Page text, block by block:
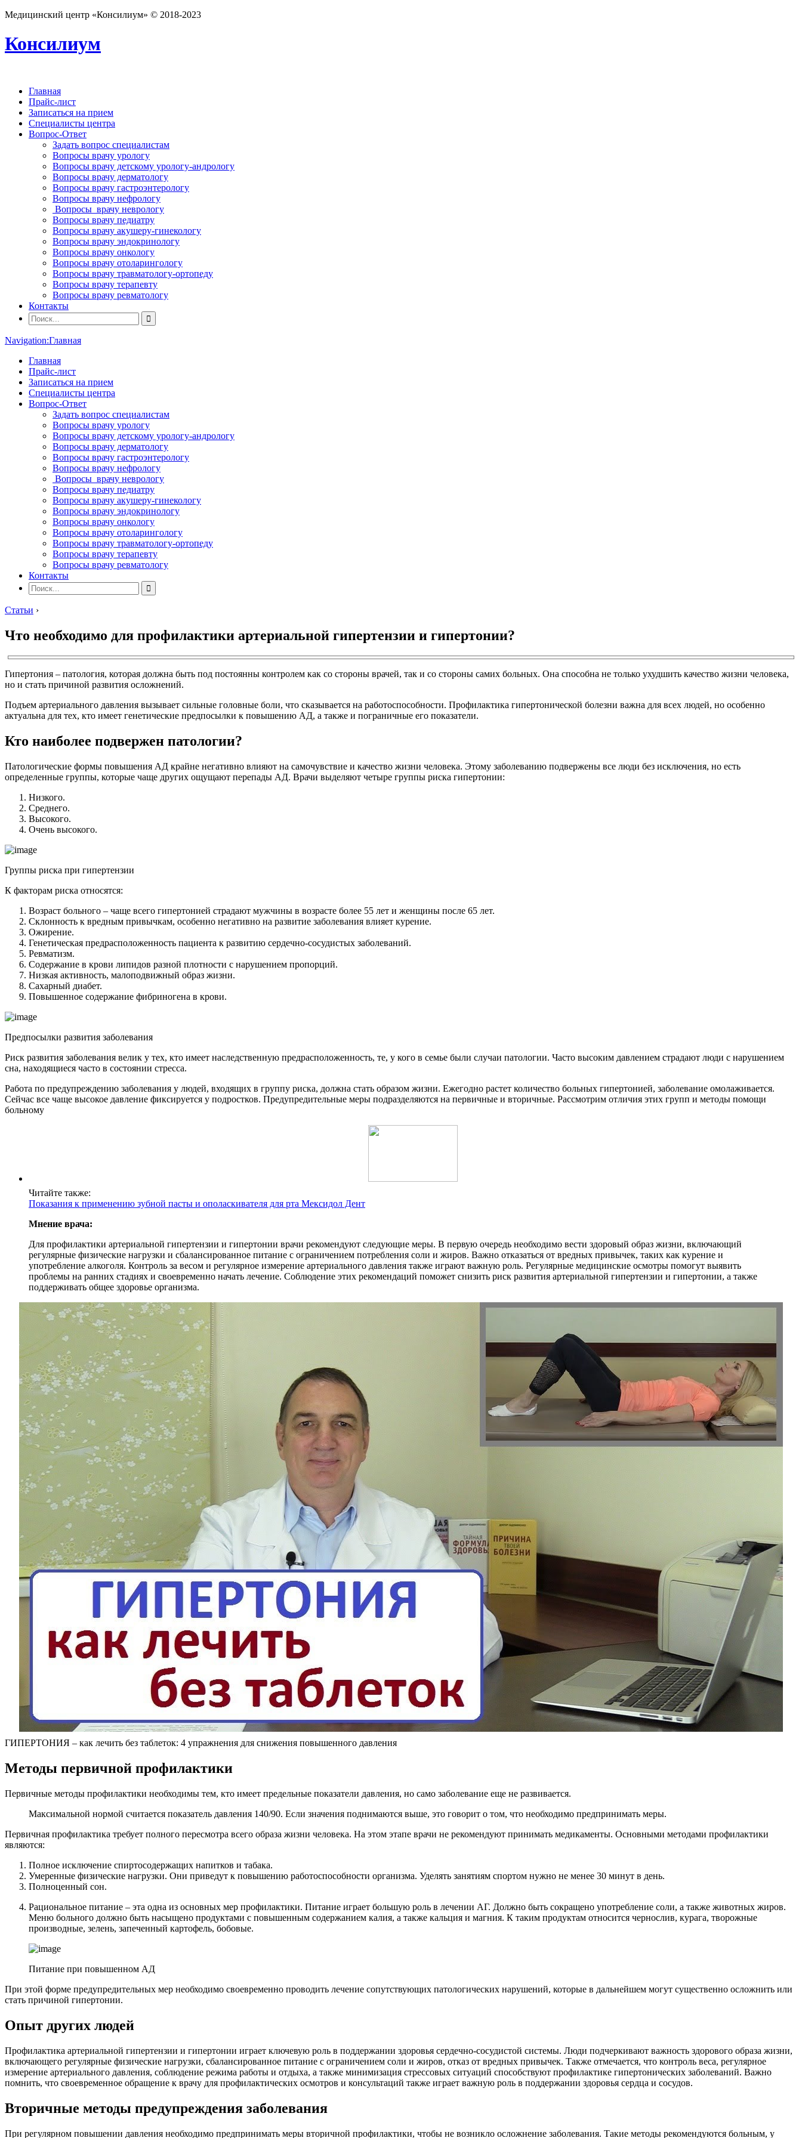
Медицинский центр «Консилиум» © 2018-2023
Консилиум
Главная
Прайс-лист
Записаться на прием
Специалисты центра
Вопрос-Ответ
Задать вопрос специалистам
Вопросы врачу урологу
Вопросы врачу детскому урологу-андрологу
Вопросы врачу дерматологу
Вопросы врачу гастроэнтерологу
Вопросы врачу нефрологу
Вопросы врачу неврологу
Вопросы врачу педиатру
Вопросы врачу акушеру-гинекологу
Вопросы врачу эндокринологу
Вопросы врачу онкологу
Вопросы врачу отоларингологу
Вопросы врачу травматологу-ортопеду
Вопросы врачу терапевту
Вопросы врачу ревматологу
Контакты
Navigation:Главная
Главная
Прайс-лист
Записаться на прием
Специалисты центра
Вопрос-Ответ
Задать вопрос специалистам
Вопросы врачу урологу
Вопросы врачу детскому урологу-андрологу
Вопросы врачу дерматологу
Вопросы врачу гастроэнтерологу
Вопросы врачу нефрологу
Вопросы врачу неврологу
Вопросы врачу педиатру
Вопросы врачу акушеру-гинекологу
Вопросы врачу эндокринологу
Вопросы врачу онкологу
Вопросы врачу отоларингологу
Вопросы врачу травматологу-ортопеду
Вопросы врачу терапевту
Вопросы врачу ревматологу
Контакты
Статьи ›
Что необходимо для профилактики артериальной гипертензии и гипертонии?
Гипертония – патология, которая должна быть под постоянны контролем как со стороны врачей, так и со стороны самих больных. Она способна не только ухудшить качество жизни человека,
но и стать причиной развития осложнений.
Подъем артериального давления вызывает сильные головные боли, что сказывается на работоспособности. Профилактика гипертонической болезни важна для всех людей, но особенно
актуальна для тех, кто имеет генетические предпосылки к повышению АД, а также и пограничные его показатели.
Кто наиболее подвержен патологии?
Патологические формы повышения АД крайне негативно влияют на самочувствие и качество жизни человека. Этому заболеванию подвержены все люди без исключения, но есть
определенные группы, которые чаще других ощущают перепады АД. Врачи выделяют четыре группы риска гипертонии:
Низкого.
Среднего.
Высокого.
Очень высокого.
Группы риска при гипертензии
К факторам риска относятся:
Возраст больного – чаще всего гипертонией страдают мужчины в возрасте более 55 лет и женщины после 65 лет.
Склонность к вредным привычкам, особенно негативно на развитие заболевания влияет курение.
Ожирение.
Генетическая предрасположенность пациента к развитию сердечно-сосудистых заболеваний.
Ревматизм.
Содержание в крови липидов разной плотности с нарушением пропорций.
Низкая активность, малоподвижный образ жизни.
Сахарный диабет.
Повышенное содержание фибриногена в крови.
Предпосылки развития заболевания
Риск развития заболевания велик у тех, кто имеет наследственную предрасположенность, те, у кого в семье были случаи патологии. Часто высоким давлением страдают люди с нарушением
сна, находящиеся часто в состоянии стресса.
Работа по предупреждению заболевания у людей, входящих в группу риска, должна стать образом жизни. Ежегодно растет количество больных гипертонией, заболевание омолаживается.
Сейчас все чаще высокое давление фиксируется у подростков. Предупредительные меры подразделяются на первичные и вторичные. Рассмотрим отличия этих групп и методы помощи
больному
Читайте также:
Показания к применению зубной пасты и ополаскивателя для рта Мексидол Дент
Мнение врача:
Для профилактики артериальной гипертензии и гипертонии врачи рекомендуют следующие меры. В первую очередь необходимо вести здоровый образ жизни, включающий
регулярные физические нагрузки и сбалансированное питание с ограничением потребления соли и жиров. Важно отказаться от вредных привычек, таких как курение и
употребление алкоголя. Контроль за весом и регулярное измерение артериального давления также играют важную роль. Регулярные медицинские осмотры помогут выявить
проблемы на ранних стадиях и своевременно начать лечение. Соблюдение этих рекомендаций поможет снизить риск развития артериальной гипертензии и гипертонии, а также
поддерживать общее здоровье организма.
ГИПЕРТОНИЯ – как лечить без таблеток: 4 упражнения для снижения повышенного давления
Методы первичной профилактики
Первичные методы профилактики необходимы тем, кто имеет предельные показатели давления, но само заболевание еще не развивается.
Максимальной нормой считается показатель давления 140/90. Если значения поднимаются выше, это говорит о том, что необходимо предпринимать меры.
Первичная профилактика требует полного пересмотра всего образа жизни человека. На этом этапе врачи не рекомендуют принимать медикаменты. Основными методами профилактики
являются:
Полное исключение спиртосодержащих напитков и табака.
Умеренные физические нагрузки. Они приведут к повышению работоспособности организма. Уделять занятиям спортом нужно не менее 30 минут в день.
Полноценный сон.
Рациональное питание – эта одна из основных мер профилактики. Питание играет большую роль в лечении АГ. Должно быть сокращено употребление соли, а также животных жиров.
Меню больного должно быть насыщено продуктами с повышенным содержанием калия, а также кальция и магния. К таким продуктам относится чернослив, курага, творожные
производные, зелень, запеченный картофель, бобовые.
Питание при повышенном АД
При этой форме предупредительных мер необходимо своевременно проводить лечение сопутствующих патологических нарушений, которые в дальнейшем могут существенно осложнить или
стать причиной гипертонии.
Опыт других людей
Профилактика артериальной гипертензии и гипертонии играет ключевую роль в поддержании здоровья сердечно-сосудистой системы. Люди подчеркивают важность здорового образа жизни,
включающего регулярные физические нагрузки, сбалансированное питание с ограничением соли и жиров, отказ от вредных привычек. Также отмечается, что контроль веса, регулярное
измерение артериального давления, соблюдение режима работы и отдыха, а также минимизация стрессовых ситуаций способствуют профилактике гипертонических заболеваний. Важно
помнить, что своевременное обращение к врачу для профилактических осмотров и консультаций также играет важную роль в поддержании здоровья сердца и сосудов.
Вторичные методы предупреждения заболевания
При регулярном повышении давления необходимо предпринимать меры вторичной профилактики, чтобы не возникло осложнение заболевания. Такие методы рекомендуются больным, у